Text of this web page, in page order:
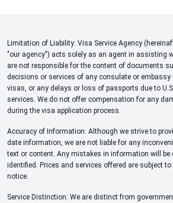
Limitation of Liability: Visa Service Agency
"our agency") acts solely as an agent in assisting
are not responsible for the content of documents
decisions or services of any consulate or
visas, or any delays or loss of passports due to
services. We do not offer compensation for any
during the visa application process.
Accuracy of Information: Although we strive to
date information, we are not liable for any
text or content. Any mistakes in information will be
identified. Prices and services offered are subject
notice.
Service Distinction: We are distinct from